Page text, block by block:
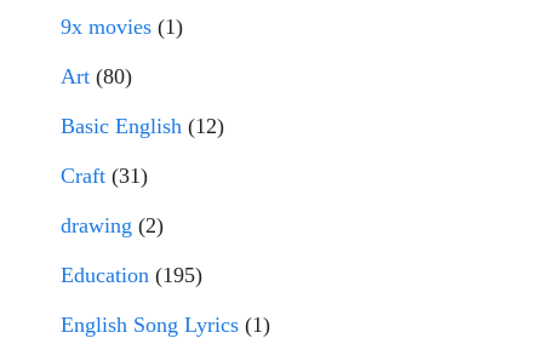
9x movies (1)
Art (80)
Basic English (12)
Craft (31)
drawing (2)
Education (195)
English Song Lyrics (1)